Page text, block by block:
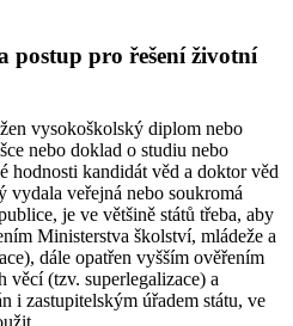
postup pro řešení životní
vysokoškolský diplom nebo
nebo doklad o studiu nebo
hodnosti kandidát věd a doktor věd
veřejná nebo soukromá
je ve většině států třeba, aby
Ministerstva školství, mládeže a
dále opatřen vyšším ověřením
věcí (tzv. superlegalizace) a
i zastupitelským úřadem státu, ve